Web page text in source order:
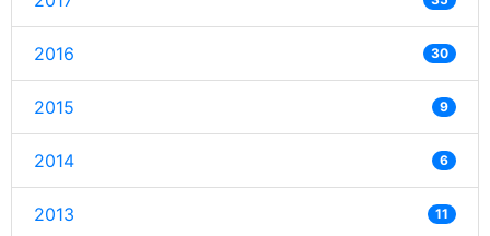
2016 30
2015 9
2014 6
2013 11